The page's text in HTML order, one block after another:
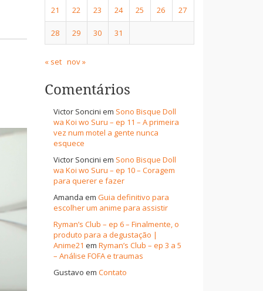
21 22 23 24 25 26 27
28 29 30 31
« set nov »
Comentários
Victor Soncini em Sono Bisque Doll
wa Koi wo Suru – ep 11 – A primeira
vez num motel a gente nunca
esquece
Victor Soncini em Sono Bisque Doll
wa Koi wo Suru – ep 10 – Coragem
para querer e fazer
Amanda em Guia definitivo para
escolher um anime para assistir
Ryman’s Club – ep 6 – Finalmente, o
produto para a degustação |
Anime21 em Ryman’s Club – ep 3 a 5
– Análise FOFA e traumas
Gustavo em Contato